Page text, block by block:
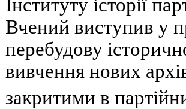
Iнституту iсторiї
Вчений виступив у
перебудову
вивчення нових
закритими в